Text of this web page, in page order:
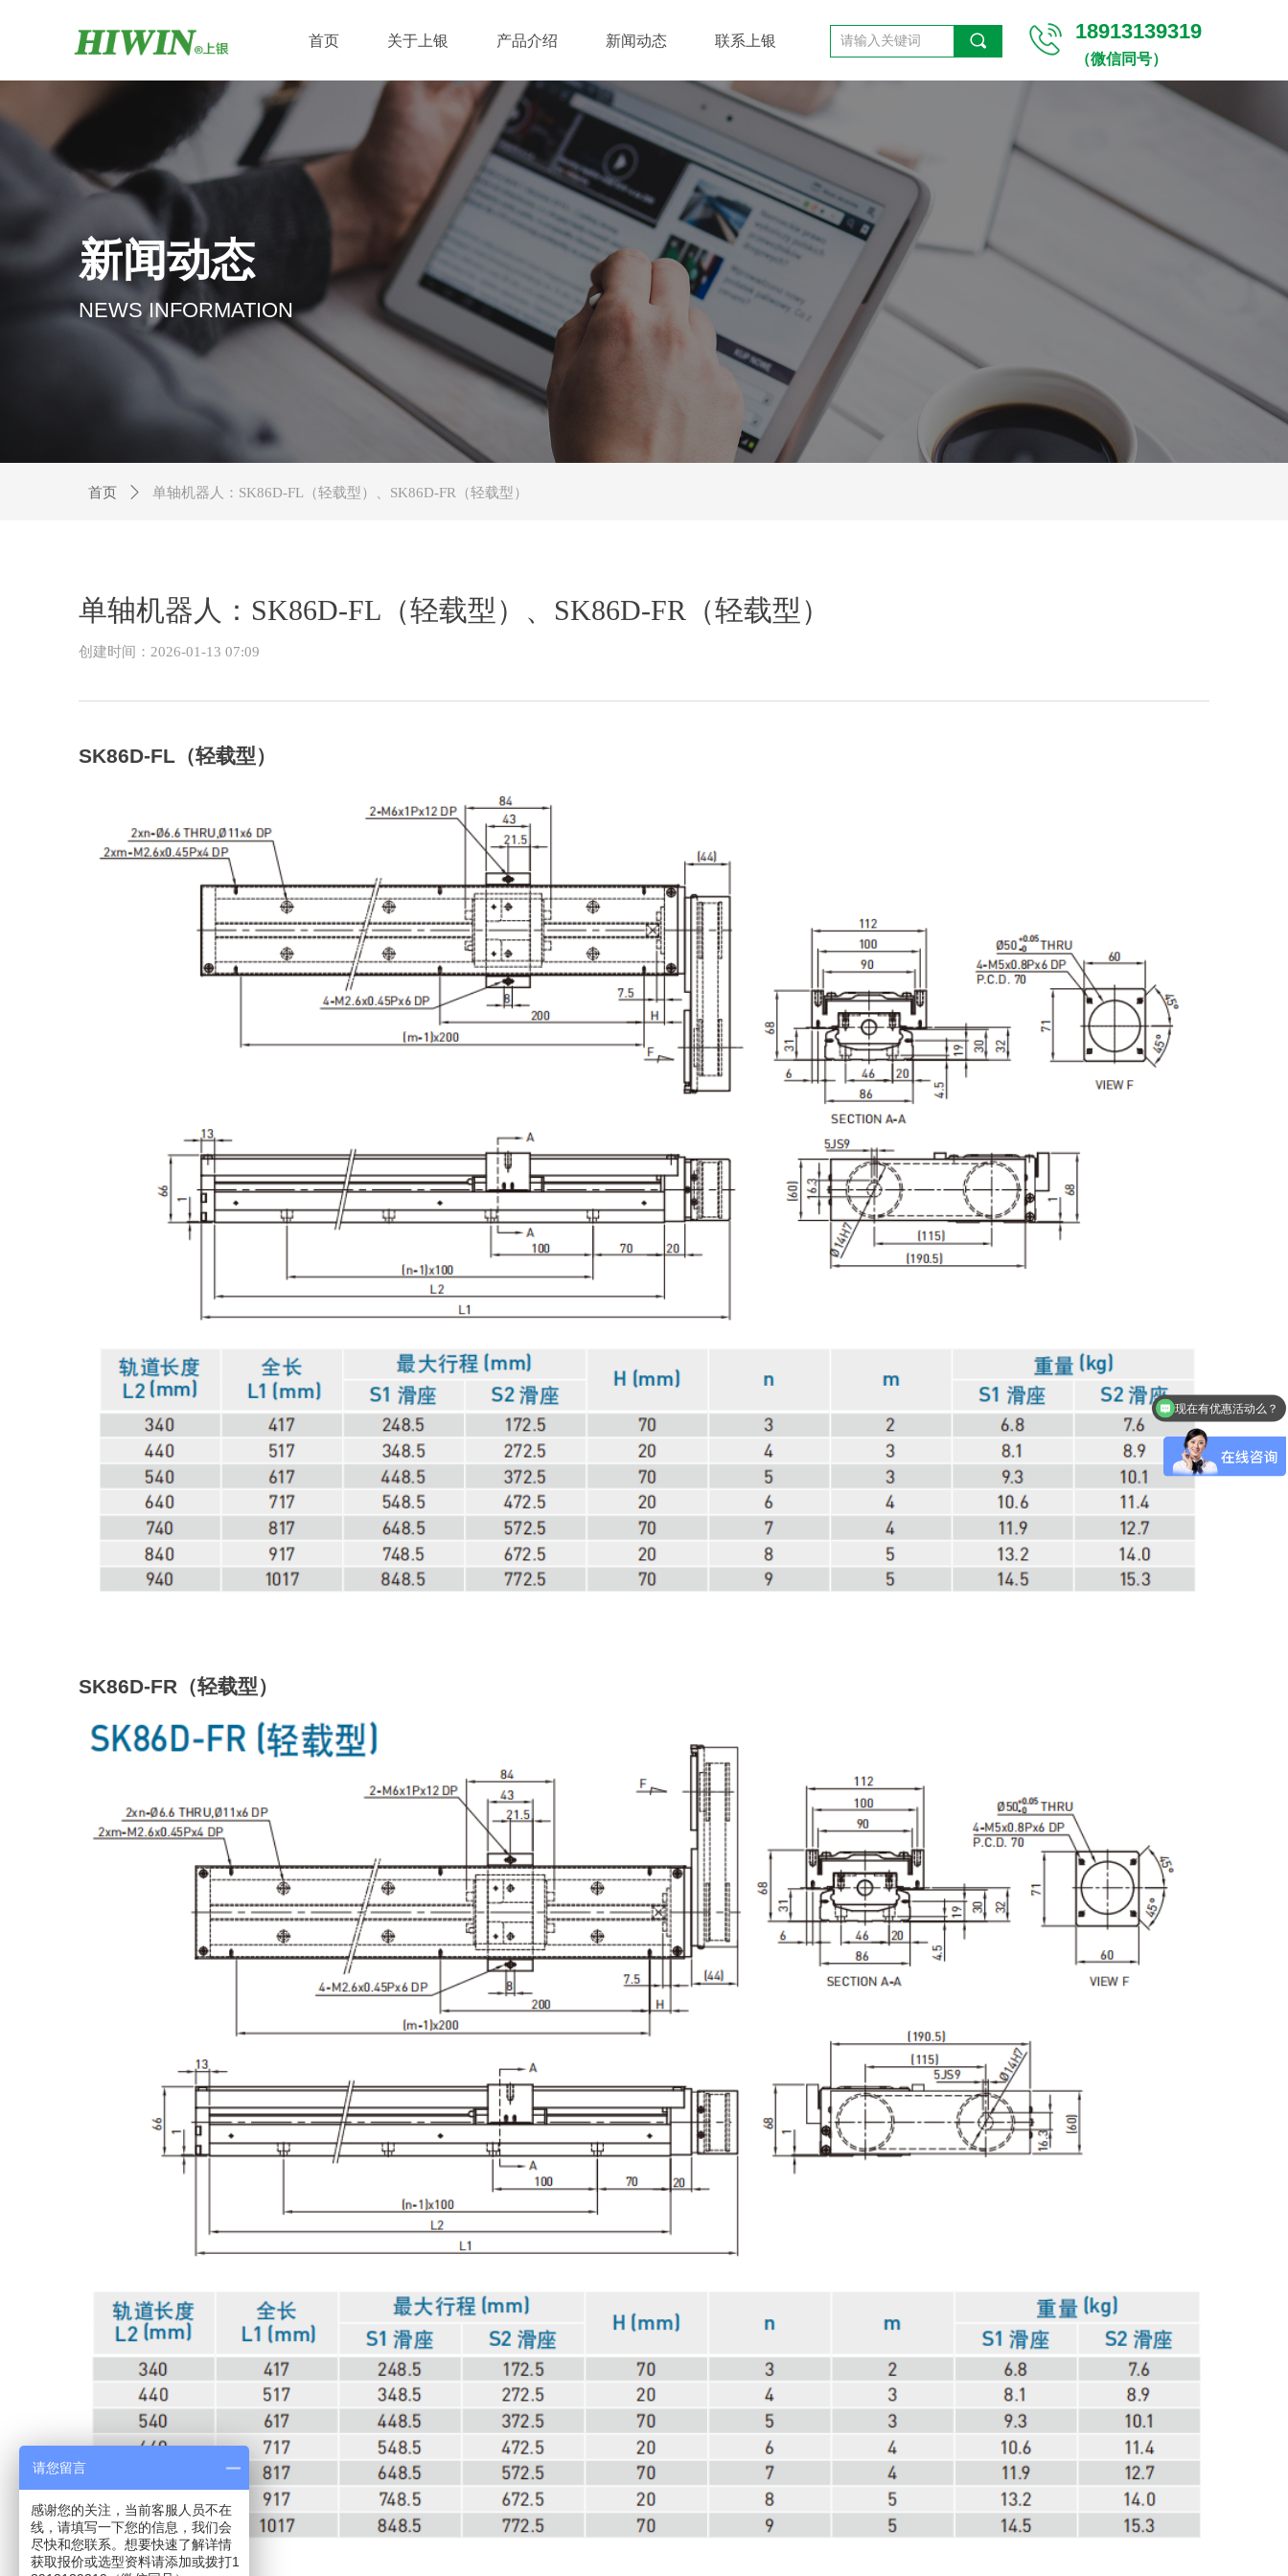
首页 关于上银 产品介绍 新闻动态 联系上银 끠 18913139319
（微信同号）
新闻动态
NEWS INFORMATION
首页 ꄲ 单轴机器人：SK86D-FL（轻载型）、SK86D-FR（轻载型）
单轴机器人：SK86D-FL（轻载型）、SK86D-FR（轻载型）
创建时间： 2026-01-13 07:09
SK86D-FL （轻载型）
SK86D-FR （轻载型）
现在有优惠活动么？
请您留言
感谢您的关注，当前客服人员不在
线，请填写一下您的信息，我们会
尽快和您联系。想要快速了解详情
获取报价或选型资料请添加或拨打1